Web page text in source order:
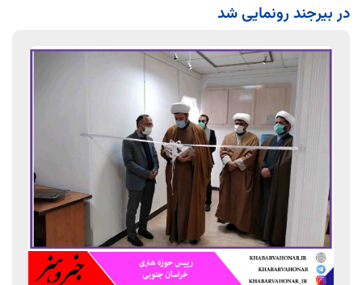
در بیرجند رونمایی شد